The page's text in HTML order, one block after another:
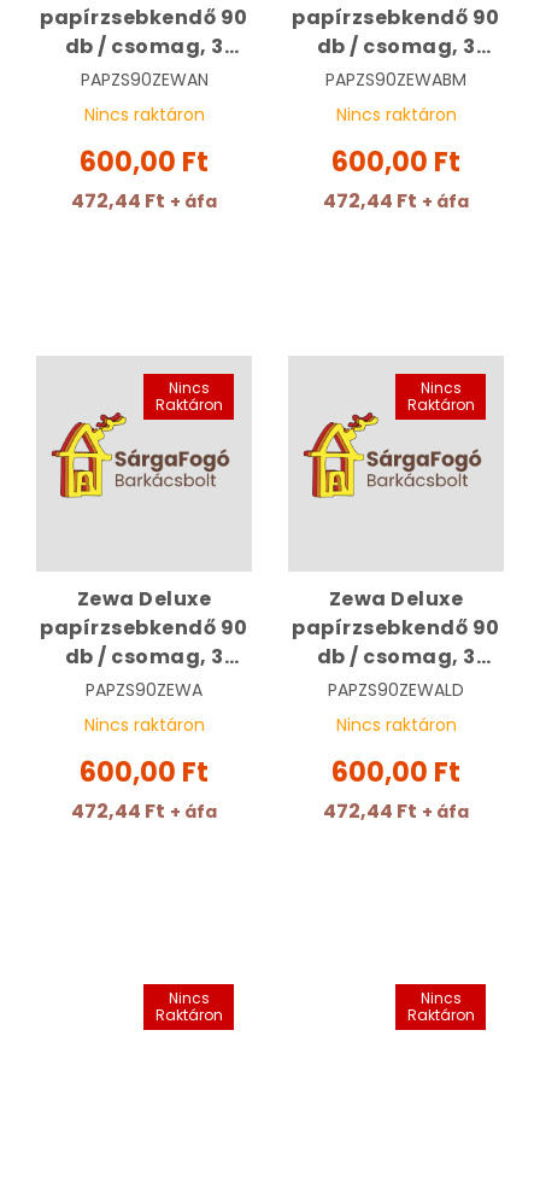
papírzsebkendő 90
db / csomag, 3
rétegű | Normál
PAPZS90ZEWAN
Nincs raktáron
600,00 Ft
472,44 Ft + áfa
papírzsebkendő 90
db / csomag, 3
rétegű | Blossom
Moments
PAPZS90ZEWABM
Nincs raktáron
600,00 Ft
472,44 Ft + áfa
Nincs
Raktáron
Zewa Deluxe
papírzsebkendő 90
db / csomag, 3
rétegű | Eper
PAPZS90ZEWA
Nincs raktáron
600,00 Ft
472,44 Ft + áfa
Nincs
Raktáron
Zewa Deluxe
papírzsebkendő 90
db / csomag, 3
rétegű | Lavender
Dreams
PAPZS90ZEWALD
Nincs raktáron
600,00 Ft
472,44 Ft + áfa
Nincs
Raktáron
Nincs
Raktáron